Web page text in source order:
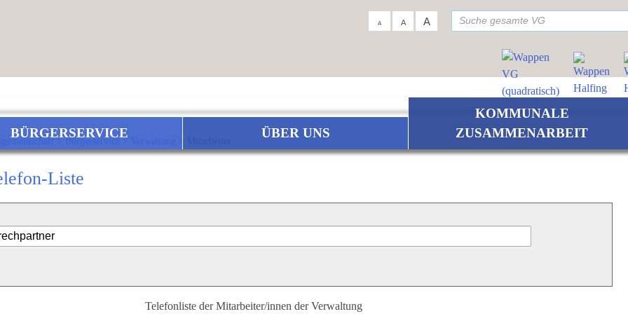
A A A
BÜRGERSERVICE ÜBER UNS
KOMMUNALE
ZUSAMMENARBEIT
>Bürgerservice>
Liste
Telefonliste der Mitarbeiter/innen der Verwaltung